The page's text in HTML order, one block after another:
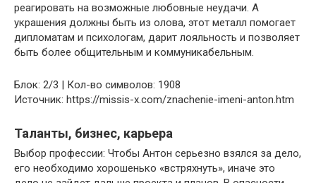
реагировать на возможные любовные неудачи. А
украшения должны быть из олова, этот металл помогает
дипломатам и психологам, дарит лояльность и позволяет
быть более общительным и коммуникабельным.
Блок: 2/3 | Кол-во символов: 1908
Источник: https://missis-x.com/znachenie-imeni-anton.htm
Таланты, бизнес, карьера
Выбор профессии: Чтобы Антон серьезно взялся за дело,
его необходимо хорошенько «встряхнуть», иначе это